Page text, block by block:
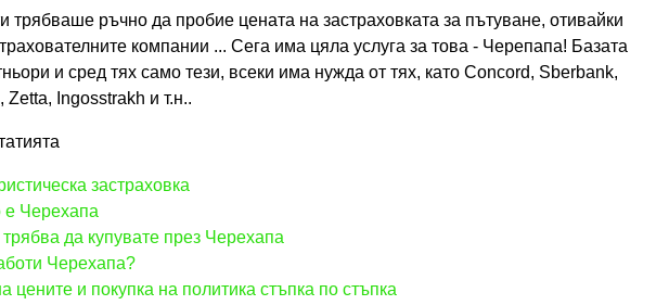
СТАТИИ ЗА МЮНХЕН
трябваше ръчно да пробие цената на застраховката за пътуване, отивайки
компании ... Сега има цяла услуга за това - Черепапа! Базата
и сред тях само тези, всеки има нужда от тях, като Concord, Sberbank,
Ingosstrakh и т.н..
застраховка
е Черехапа
да купувате през Черехапа
Черехапа?
цените и покупка на политика стъпка по стъпка